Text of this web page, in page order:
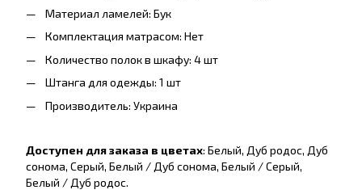
Материал ламелей: Бук
Комплектация матрасом: Нет
Количество полок в шкафу: 4 шт
Штанга для одежды: 1 шт
Производитель: Украина
Доступен для заказа в цветах: Белый, Дуб родос, Дуб
сонома, Серый, Белый / Дуб сонома, Белый / Серый,
Белый / Дуб родос.